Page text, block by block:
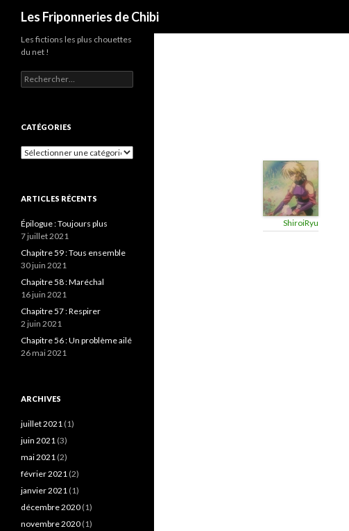
Les Friponneries de Chibi
ShiroiRyu
Les fictions les plus chouettes
du net !
Rechercher :
CATÉGORIES
Catégories
ARTICLES RÉCENTS
Épilogue : Toujours plus
7 juillet 2021
Chapitre 59 : Tous ensemble
30 juin 2021
Chapitre 58 : Maréchal
16 juin 2021
Chapitre 57 : Respirer
2 juin 2021
Chapitre 56 : Un problème ailé
26 mai 2021
ARCHIVES
juillet 2021 (1)
juin 2021 (3)
mai 2021 (2)
février 2021 (2)
janvier 2021 (1)
décembre 2020 (1)
novembre 2020 (1)